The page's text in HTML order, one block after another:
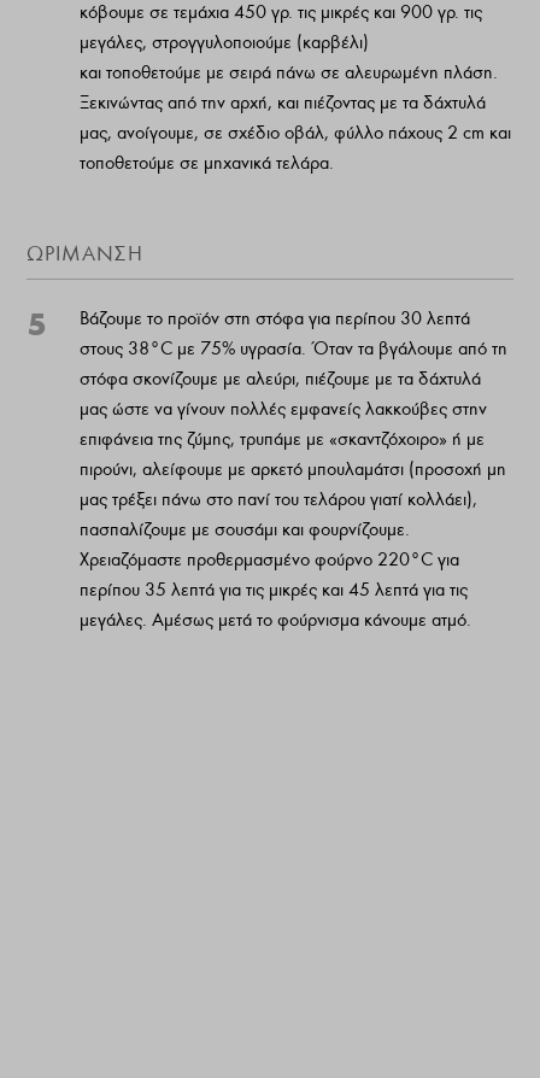
κόβουμε σε τεμάχια 450 γρ. τις μικρές και 900 γρ. τις
μεγάλες, στρογγυλοποιούμε (καρβέλι)
και τοποθετούμε με σειρά πάνω σε αλευρωμένη πλάση.
Ξεκινώντας από την αρχή, και πιέζοντας με τα δάχτυλά
μας, ανοίγουμε, σε σχέδιο οβάλ, φύλλο πάχους 2 cm και
τοποθετούμε σε μηχανικά τελάρα.
ΩΡΙΜΑΝΣΗ
5
Βάζουμε το προϊόν στη στόφα για περίπου 30 λεπτά
στους 38°C με 75% υγρασία. Όταν τα βγάλουμε από τη
στόφα σκονίζουμε με αλεύρι, πιέζουμε με τα δάχτυλά
μας ώστε να γίνουν πολλές εμφανείς λακκούβες στην
επιφάνεια της ζύμης, τρυπάμε με «σκαντζόχοιρο» ή με
πιρούνι, αλείφουμε με αρκετό μπουλαμάτσι (προσοχή μη
μας τρέξει πάνω στο πανί του τελάρου γιατί κολλάει),
πασπαλίζουμε με σουσάμι και φουρνίζουμε.
Χρειαζόμαστε προθερμασμένο φούρνο 220°C για
περίπου 35 λεπτά για τις μικρές και 45 λεπτά για τις
μεγάλες. Αμέσως μετά το φούρνισμα κάνουμε ατμό.